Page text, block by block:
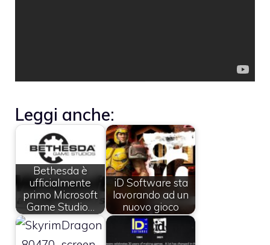
Leggi anche:
Bethesda è
ufficialmente
primo Microsoft
Game Studio…
iD Software sta
lavorando ad un
nuovo gioco